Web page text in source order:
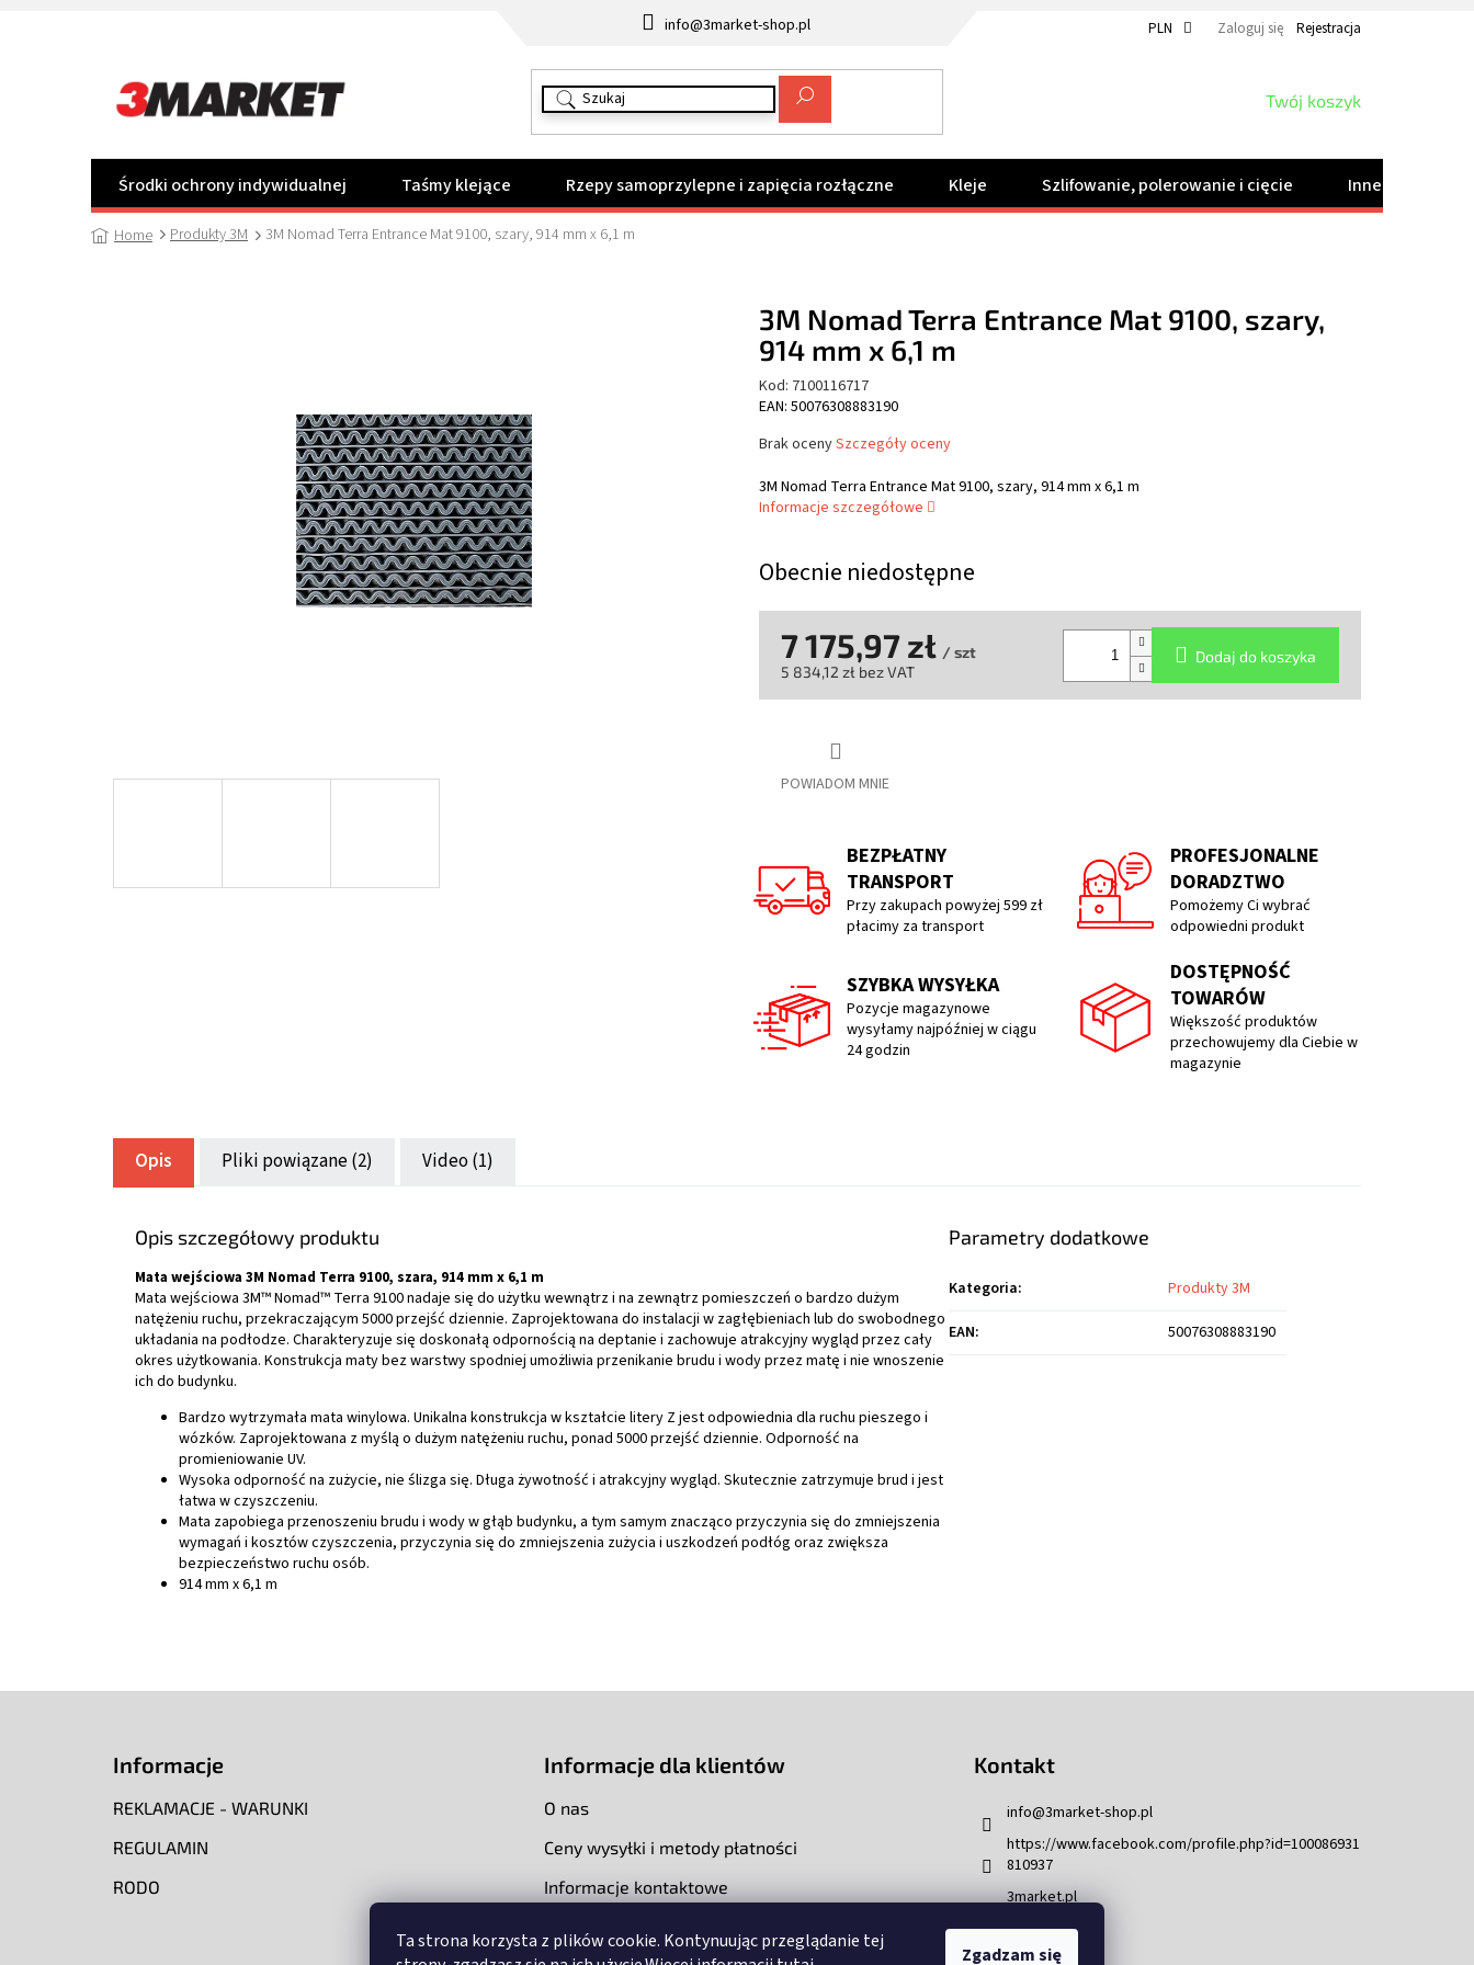
Ta strona korzysta z plików cookie. Kontynuując przeglądanie tej
Zgadzam się
info@3market-shop.pl PLN Zaloguj się Rejestracja
KOSZYK
Twój koszyk
Środki ochrony indywidualnej Taśmy klejące Rzepy samoprzylepne i zapięcia rozłączne Kleje Szlifowanie, polerowanie i cięcie Inne produkty
Home Produkty 3M 3M Nomad Terra Entrance Mat 9100, szary, 914 mm x 6,1 m
Obecnie niedostępne
3M Nomad Terra Entrance Mat 9100, szary, 914 mm x 6,1 m
Informacje szczegółowe
POWIADOM MNIE
7 175,97 zł / szt
5 834,12 zł bez VAT
Dodaj do koszyka
3M Nomad Terra Entrance Mat 9100, szary,
914 mm x 6,1 m
Kod: 7100116717
EAN: 50076308883190
Średnia
produktu
wynosi
5
Brak ocenySzczegóły oceny
BEZPŁATNY
TRANSPORT
Przy zakupach powyżej 599 zł
płacimy za transport
PROFESJONALNE
DORADZTWO
Pomożemy Ci wybrać
odpowiedni produkt
SZYBKA WYSYŁKA
Pozycje magazynowe
wysyłamy najpóźniej w ciągu
24 godzin
DOSTĘPNOŚĆ
TOWARÓW
Większość produktów
przechowujemy dla Ciebie w
magazynie
Opis Pliki powiązane (2) Video (1)
Opis szczegółowy produktu
Mata wejściowa 3M Nomad Terra 9100, szara, 914 mm x 6,1 m
Mata wejściowa 3M™ Nomad™ Terra 9100 nadaje się do użytku wewnątrz i na zewnątrz pomieszczeń o bardzo dużym
natężeniu ruchu, przekraczającym 5000 przejść dziennie. Zaprojektowana do instalacji w zagłębieniach lub do swobodnego
układania na podłodze. Charakteryzuje się doskonałą odpornością na deptanie i zachowuje atrakcyjny wygląd przez cały
okres użytkowania. Konstrukcja maty bez warstwy spodniej umożliwia przenikanie brudu i wody przez matę i nie wnoszenie
ich do budynku.
Bardzo wytrzymała mata winylowa. Unikalna konstrukcja w kształcie litery Z jest odpowiednia dla ruchu pieszego i
wózków. Zaprojektowana z myślą o dużym natężeniu ruchu, ponad 5000 przejść dziennie. Odporność na
promieniowanie UV.
Wysoka odporność na zużycie, nie ślizga się. Długa żywotność i atrakcyjny wygląd. Skutecznie zatrzymuje brud i jest
łatwa w czyszczeniu.
Mata zapobiega przenoszeniu brudu i wody w głąb budynku, a tym samym znacząco przyczynia się do zmniejszenia
wymagań i kosztów czyszczenia, przyczynia się do zmniejszenia zużycia i uszkodzeń podłóg oraz zwiększa
bezpieczeństwo ruchu osób.
914 mm x 6,1 m
Parametry dodatkowe
Kategoria:
Produkty 3M
EAN: 50076308883190
Informacje
REKLAMACJE - WARUNKI
REGULAMIN
RODO
Informacje dla klientów
O nas
Ceny wysyłki i metody płatności
Informacje kontaktowe
Kontakt
info@3market-shop.pl
https://www.facebook.com/profile.php?id=100086931
810937
3market.pl